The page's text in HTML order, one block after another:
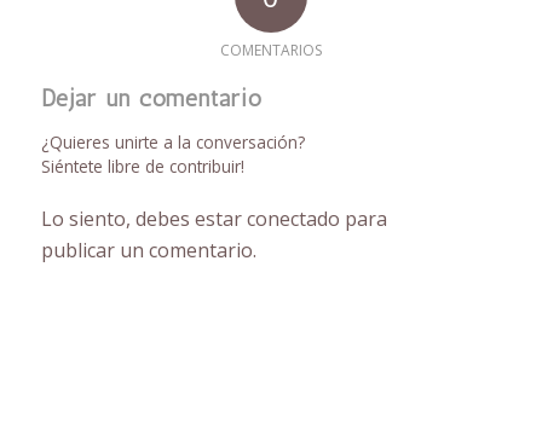
COMENTARIOS
Dejar un comentario
¿Quieres unirte a la conversación?
Siéntete libre de contribuir!
Lo siento, debes estarconectado para
publicar un comentario.